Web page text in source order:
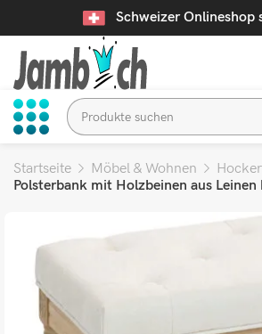
Schweizer Onlineshop
Startseite Möbel & Wohnen Hocker
Polsterbank mit Holzbeinen aus Leinen